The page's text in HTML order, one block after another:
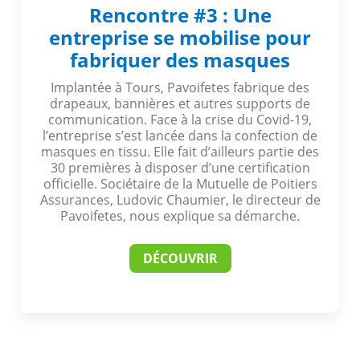
Rencontre #3 : Une
entreprise se mobilise pour
fabriquer des masques
Implantée à Tours, Pavoifetes fabrique des
drapeaux, bannières et autres supports de
communication. Face à la crise du Covid-19,
l’entreprise s’est lancée dans la confection de
masques en tissu. Elle fait d’ailleurs partie des
30 premières à disposer d’une certification
officielle. Sociétaire de la Mutuelle de Poitiers
Assurances, Ludovic Chaumier, le directeur de
Pavoifetes, nous explique sa démarche.
DÉCOUVRIR